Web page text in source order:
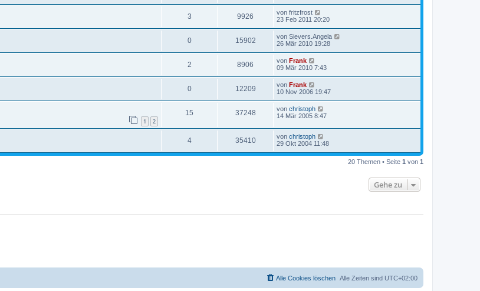
3 9926 von fritzfrost
23 Feb 2011 20:20
0 15902 von Sievers.Angela
26 Mär 2010 19:28
2 8906 von Frank
09 Mär 2010 7:43
0 12209 von Frank
10 Nov 2006 19:47
1 2
15 37248 von christoph
14 Mär 2005 8:47
4 35410 von christoph
29 Okt 2004 11:48
20 Themen • Seite 1 von 1
Gehe zu
Alle Zeiten sind UTC+02:00
Alle Cookies löschen